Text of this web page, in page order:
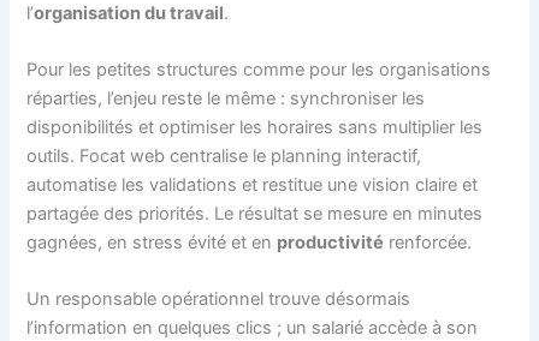
l’organisation du travail.
Pour les petites structures comme pour les organisations
réparties, l’enjeu reste le même : synchroniser les
disponibilités et optimiser les horaires sans multiplier les
outils. Focat web centralise le planning interactif,
automatise les validations et restitue une vision claire et
partagée des priorités. Le résultat se mesure en minutes
gagnées, en stress évité et en productivité renforcée.
Un responsable opérationnel trouve désormais
l’information en quelques clics ; un salarié accède à son